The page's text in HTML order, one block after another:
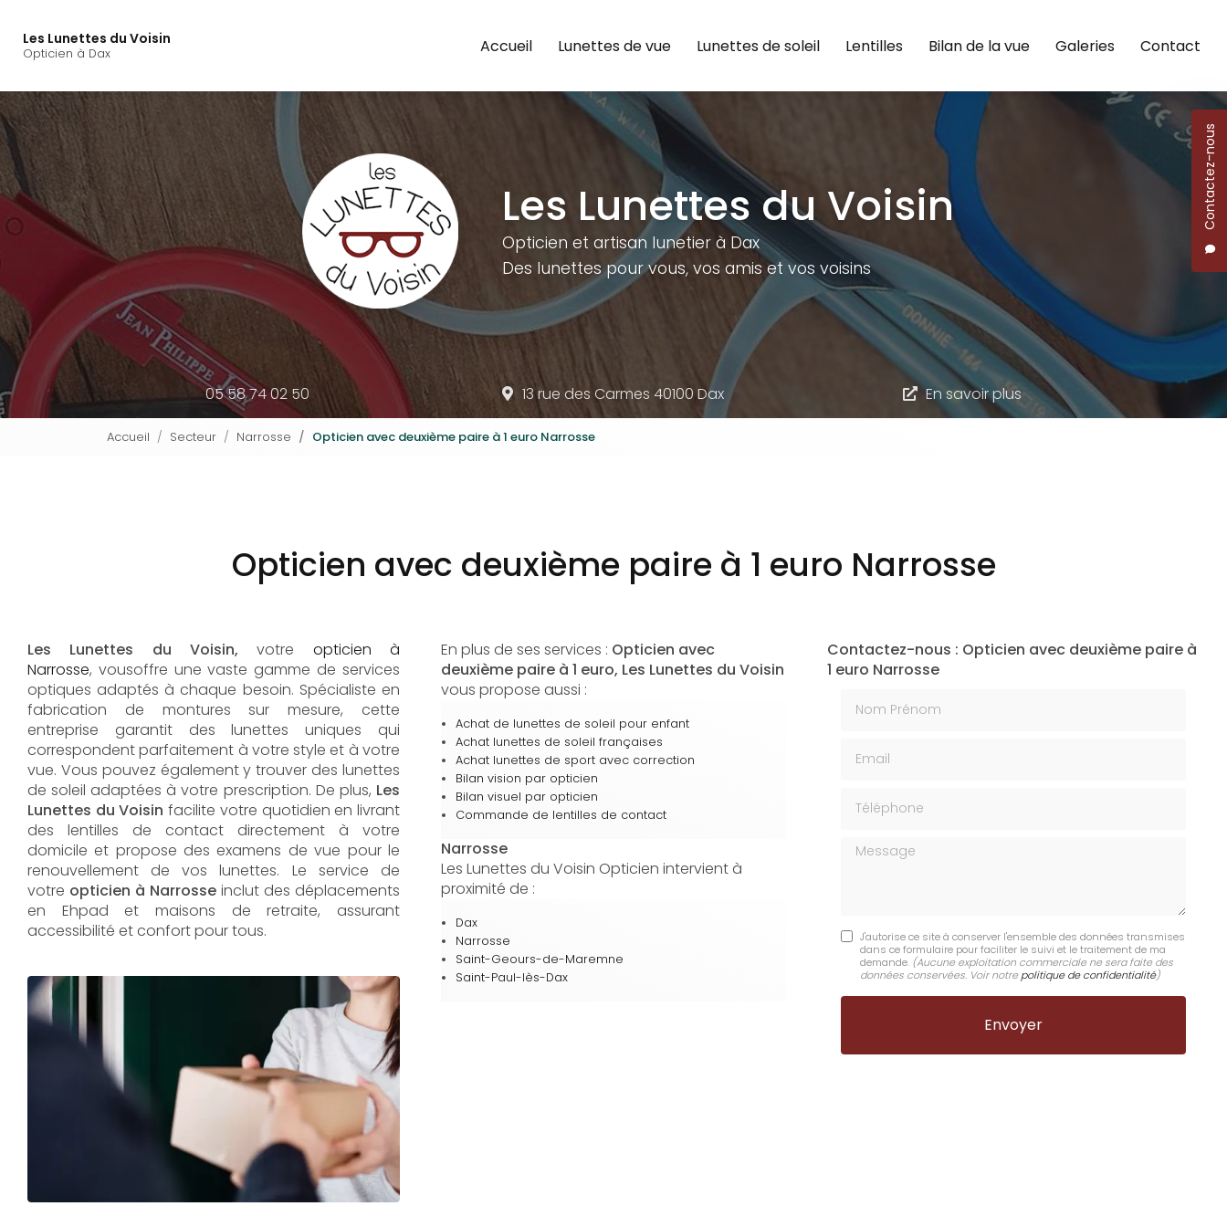
contenu
Les Lunettes du Voisin
Opticien à Dax
Contactez-nous
Accueil
Lunettes de vue Lunettes de soleil Lentilles Bilan de la vue Galeries Contact
Les Lunettes du Voisin
Opticien et artisan lunetier à Dax
Des lunettes pour vous, vos amis et vos voisins
05 58 74 02 50 13 rue des Carmes40100 Dax En savoir plus
Accueil Secteur Narrosse Opticien avec deuxième paire à 1 euro Narrosse
Opticien avec deuxième paire à 1 euro Narrosse
Les Lunettes du Voisin, votre opticien à
Narrosse, vousoffre une vaste gamme de services
optiques adaptés à chaque besoin. Spécialiste en
fabrication de montures sur mesure, cette
entreprise garantit des lunettes uniques qui
correspondent parfaitement à votre style et à votre
vue. Vous pouvez également y trouver des lunettes
de soleil adaptées à votre prescription. De plus, Les
Lunettes du Voisin facilite votre quotidien en livrant
des lentilles de contact directement à votre
domicile et propose des examens de vue pour le
renouvellement de vos lunettes. Le service de
votre opticien à Narrosse inclut des déplacements
en Ehpad et maisons de retraite, assurant
accessibilité et confort pour tous.
En plus de ses services : Opticien avec
deuxième paire à 1 euro, Les Lunettes du Voisin
vous propose aussi :
Achat de lunettes de soleil pour enfant
Achat lunettes de soleil françaises
Achat lunettes de sport avec correction
Bilan vision par opticien
Bilan visuel par opticien
Commande de lentilles de contact
Narrosse
Les Lunettes du Voisin Opticien intervient à
proximité de :
Dax
Narrosse
Saint-Geours-de-Maremne
Saint-Paul-lès-Dax
Contactez-nous : Opticien avec deuxième paire à
1 euro Narrosse
Message
J'autorise ce site à conserver l'ensemble des données transmises
dans ce formulaire pour faciliter le suivi et le traitement de ma
demande. (Aucune exploitation commerciale ne sera faite des
données conservées. Voir notre politique de confidentialité)